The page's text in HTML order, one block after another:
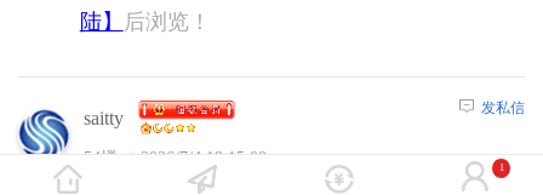
陆】
后浏览！
saitty
54楼 2026/7/4 19:15:00
发私信
1